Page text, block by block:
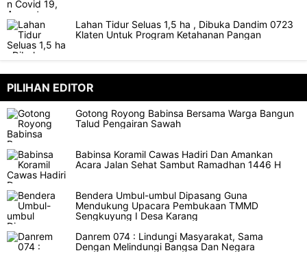
Lahan Tidur Seluas 1,5 ha , Dibuka Dandim 0723
Klaten Untuk Program Ketahanan Pangan
PILIHAN EDITOR
Gotong Royong Babinsa Bersama Warga Bangun
Talud Pengairan Sawah
Babinsa Koramil Cawas Hadiri Dan Amankan
Acara Jalan Sehat Sambut Ramadhan 1446 H
Bendera Umbul-umbul Dipasang Guna
Mendukung Upacara Pembukaan TMMD
Sengkuyung I Desa Karang
Danrem 074 : Lindungi Masyarakat, Sama
Dengan Melindungi Bangsa Dan Negara